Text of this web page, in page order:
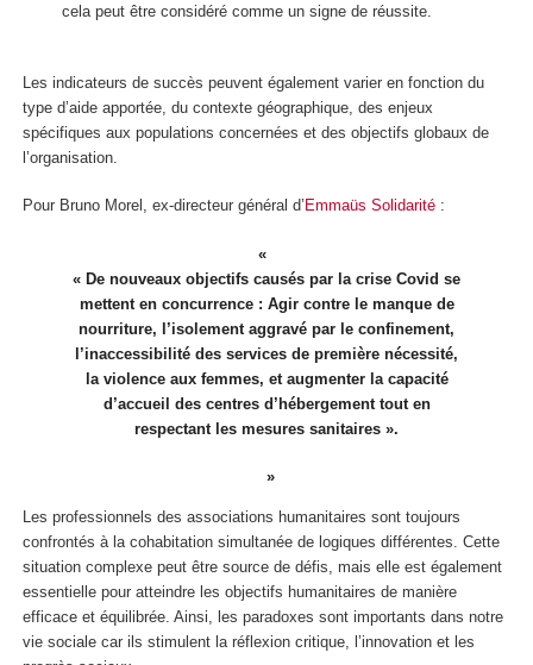
cela peut être considéré comme un signe de réussite.
Les indicateurs de succès peuvent également varier en fonction du
type d’aide apportée, du contexte géographique, des enjeux
spécifiques aux populations concernées et des objectifs globaux de
l’organisation.
Pour Bruno Morel, ex-directeur général d’ Emmaüs Solidarité :
« De nouveaux objectifs causés par la crise Covid se
mettent en concurrence : Agir contre le manque de
nourriture, l’isolement aggravé par le confinement,
l’inaccessibilité des services de première nécessité,
la violence aux femmes, et augmenter la capacité
d’accueil des centres d’hébergement tout en
respectant les mesures sanitaires ».
Les professionnels des associations humanitaires sont toujours
confrontés à la cohabitation simultanée de logiques différentes. Cette
situation complexe peut être source de défis, mais elle est également
essentielle pour atteindre les objectifs humanitaires de manière
efficace et équilibrée. Ainsi, les paradoxes sont importants dans notre
vie sociale car ils stimulent la réflexion critique, l’innovation et les